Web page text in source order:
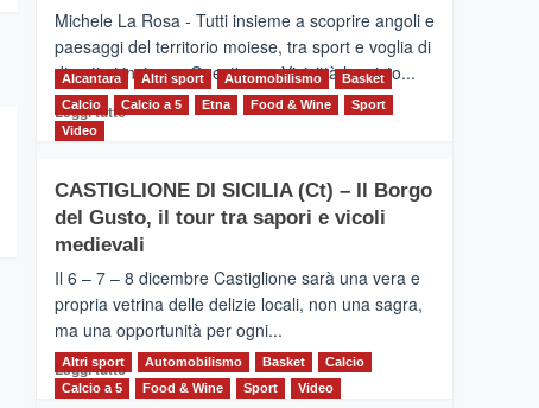
Michele La Rosa - Tutti insieme a scoprire angoli e
paesaggi del territorio moiese, tra sport e voglia di
divertirsi insieme. Quest'anno Vivicittà ha visto...
Leggi tuttoLeggi
MOIO
ALCANTARA
–
alla
scoperta
del
territorio,
tra
sport
Alcantara Altri sport Automobilismo
Basket
Calcio
Calcio a 5 Etna Food & Wine
Sport
Video
CASTIGLIONE DI SICILIA (Ct) – Il Borgo
del Gusto, il tour tra sapori e vicoli
medievali
Il 6 – 7 – 8 dicembre Castiglione sarà una vera e
propria vetrina delle delizie locali, non una sagra,
ma una opportunità per ogni...
Leggi tuttoLeggi
Altri sport Automobilismo Basket
Calcio
Calcio a 5
Food & Wine Sport Video